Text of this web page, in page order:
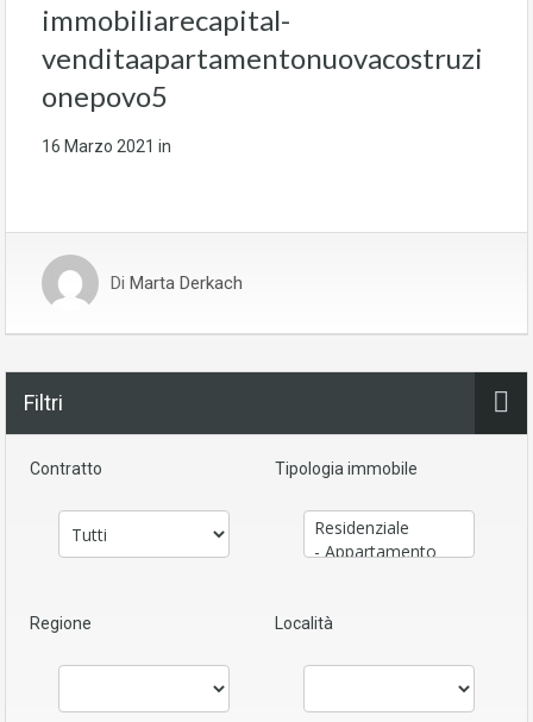
immobiliarecapital-
venditaapartamentonuovacostruzi
onepovo5
16 Marzo 2021 in
Di Marta Derkach
Filtri
Contratto Tipologia immobile
Regione Località